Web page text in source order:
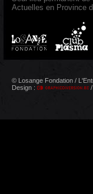
Actuelles en Province
© Losange Fondation /
Design :